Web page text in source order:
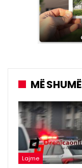
MË SHUMË
Lajme